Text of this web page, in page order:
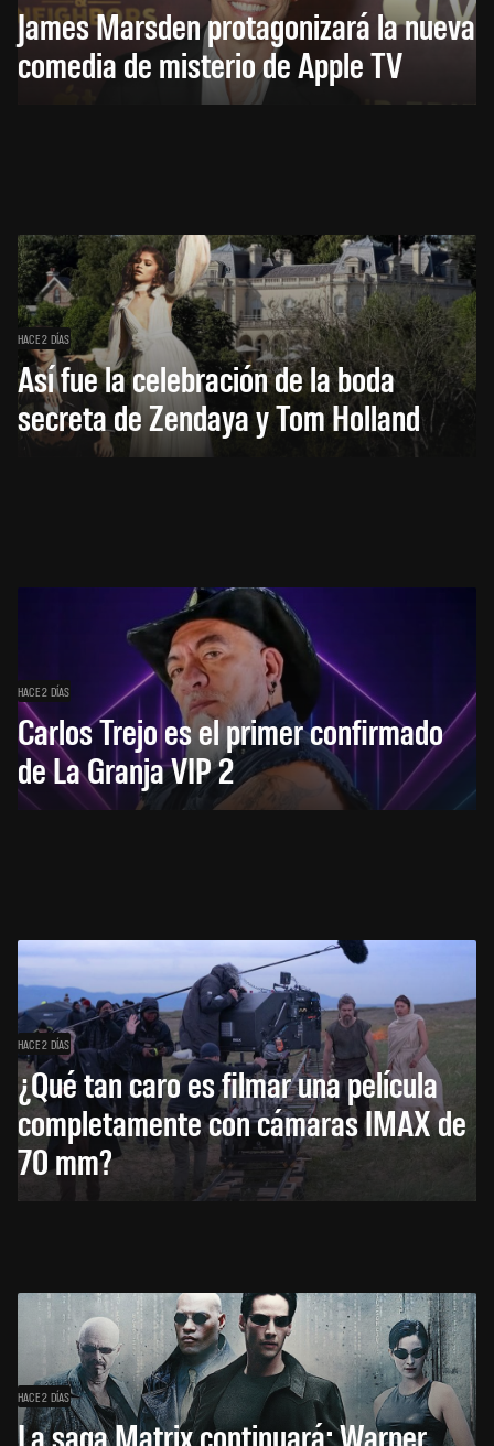
James Marsden protagonizará la nueva
comedia de misterio de Apple TV
HACE 2 DÍAS
Así fue la celebración de la boda
secreta de Zendaya y Tom Holland
HACE 2 DÍAS
Carlos Trejo es el primer confirmado
de La Granja VIP 2
HACE 2 DÍAS
¿Qué tan caro es filmar una película
completamente con cámaras IMAX de
70 mm?
HACE 2 DÍAS
La saga Matrix continuará: Warner